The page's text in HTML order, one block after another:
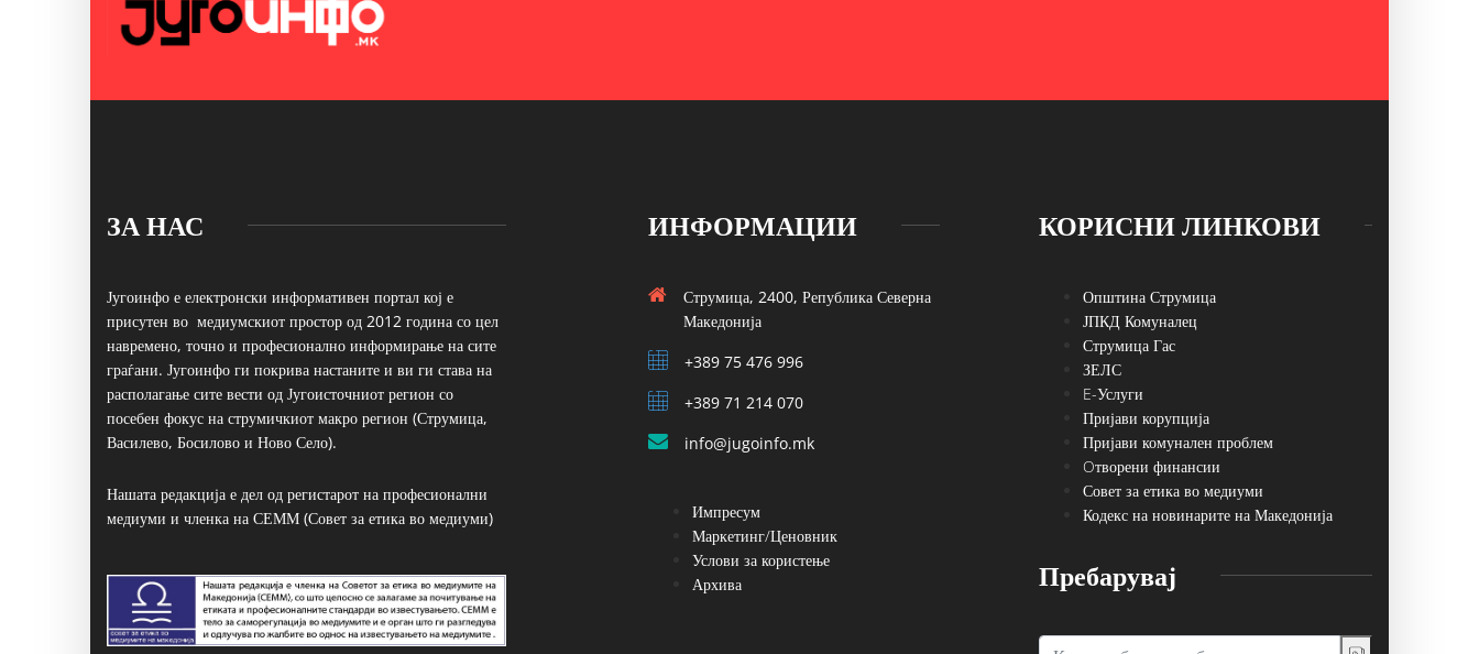
ЗА НАС
Југоинфо е електронски информативен портал кој е
присутен во медиумскиот простор од 2012 година со цел
навремено, точно и професионално информирање на сите
граѓани. Југоинфо ги покрива настаните и ви ги става на
располагање сите вести од Југоисточниот регион со
посебен фокус на струмичкиот макро регион (Струмица,
Василево, Босилово и Ново Село).
Нашата редакција е дел од регистарот на професионални
медиуми и членка на СЕММ (Совет за етика во медиуми)
ИНФОРМАЦИИ
Струмица, 2400, Република Северна
Македонија
+389 75 476 996
+389 71 214 070
info@jugoinfo.mk
Импресум
Маркетинг/Ценовник
Услови за користење
Архива
КОРИСНИ ЛИНКОВИ
Општина Струмица
ЈПКД Комуналец
Струмица Гас
ЗЕЛС
E-Услуги
Пријави корупција
Пријави комунален проблем
Oтворени финансии
Совет за етика во медиуми
Кодекс на новинарите на Македонија
Пребарувај